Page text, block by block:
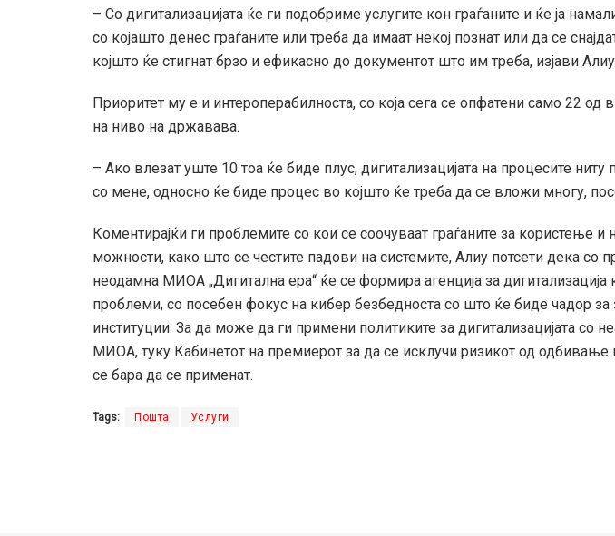
– Со дигитализацијата ќе ги подобриме услугите кон граѓаните и ќе ја
со којашто денес граѓаните или треба да имаат некој познат или да се
којшто ќе стигнат брзо и ефикасно до документот што им треба, изјави
Приоритет му е и интероперабилноста, со која сега се опфатени само 22 од
на ниво на државава.
– Ако влезат уште 10 тоа ќе биде плус, дигитализацијата на процесите
со мене, односно ќе биде процес во којшто ќе треба да се вложи многу,
Коментирајќи ги проблемите со кои се соочуваат граѓаните за користење и
можности, како што се честите падови на системите, Алиу потсети дека со
неодамна МИОА „Дигитална ера“ ќе се формира агенција за
проблеми, со посебен фокус на кибер безбедноста со што ќе биде чадор за
институции. За да може да ги примени политиките за дигитализацијата со
МИОА, туку Кабинетот на премиерот за да се исклучи ризикот од одбивање
се бара да се применат.
Tags: Пошта Услуги